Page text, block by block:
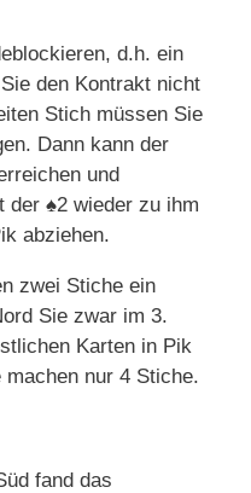
d.h. ein
den Kontrakt nicht
Stich müssen Sie
Dann kann der
und
der ♠2 wieder zu ihm
abziehen.
zwei Stiche ein
Sie zwar im 3.
Karten in Pik
nur 4 Stiche.
fand das